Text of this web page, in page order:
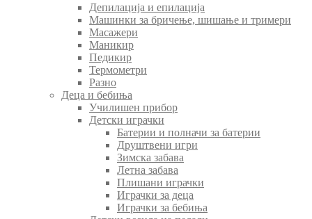
Депилација и епилација
Машинки за бричење, шишање и тримери
Масажери
Маникир
Педикир
Термометри
Разно
Деца и бебиња
Училишен прибор
Детски играчки
Батерии и полначи за батерии
Друштвени игри
Зимска забава
Летна забава
Плишани играчки
Играчки за деца
Играчки за бебиња